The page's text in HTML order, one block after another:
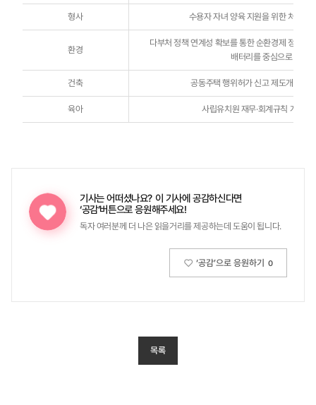
형사 수용자 자녀 양육 지원을 위한 처우 개
환경
다부처 정책 연계성 확보를 통한 순환경제 정책
배터리를 중심으로
건축 공동주택 행위허가 신고 제도개선방
육아 사립유치원 재무·회계규칙 개선 연
기사는 어떠셨나요? 이 기사에 공감하신다면
‘공감’버튼으로 응원해주세요!
독자 여러분께 더 나은 읽을거리를 제공하는데 도움이 됩니다.
‘공감’으로 응원하기 0
목록